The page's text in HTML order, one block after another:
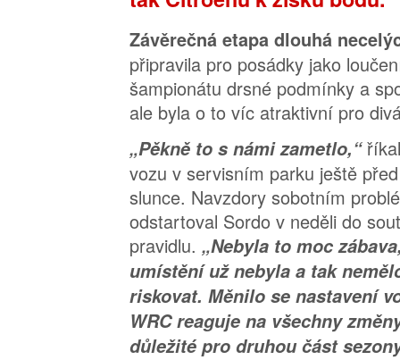
Závěrečná etapa dlouhá
připravila pro posádky jako
šampionátu drsné podmínky a
ale byla o to víc atraktivní pro
„Pěkně to s námi zametlo,“
vozu v servisním parku ještě
slunce. Navzdory sobotním
odstartoval Sordo v neděli do
pravidlu. „Nebyla to moc
umístění už nebyla a tak
riskovat. Měnilo se nastavení
WRC reaguje na všechny
důležité pro druhou část